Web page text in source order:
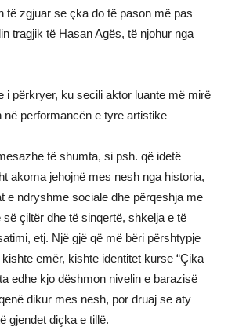
të zgjuar se çka do të pason më pas
tragjik të Hasan Agës, të njohur nga
i përkryer, ku secili aktor luante më mirë
në performancën e tyre artistike
të shumta, si psh. që idetë
akoma jehojnë mes nesh nga historia,
e ndryshme sociale dhe përqeshja me
çiltër dhe të sinqertë, shkelja e të
etj. Një gjë që më bëri përshtypje
kishte emër, kishte identitet kurse “Çika
edhe kjo dëshmon nivelin e barazisë
dikur mes nesh, por druaj se aty
gjendet diçka e tillë.